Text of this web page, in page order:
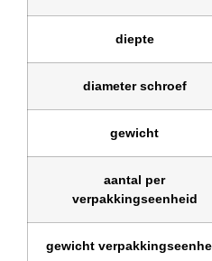
diepte
diameter schroef
gewicht
aantal per
verpakkingseenheid
gewicht